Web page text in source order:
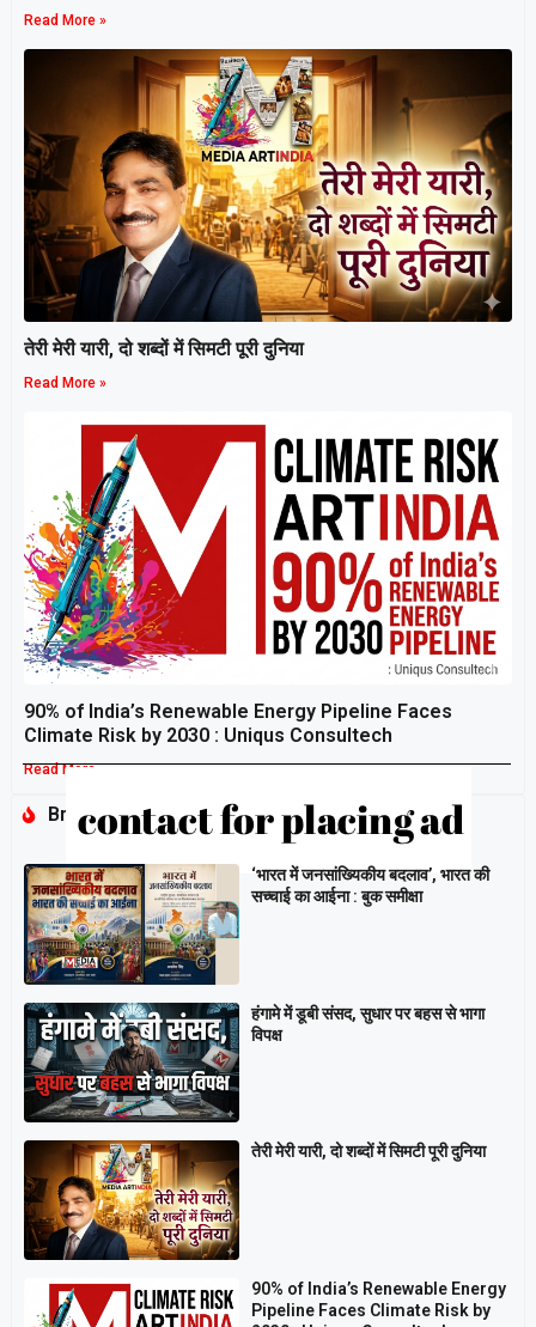
Read More »
तेरी मेरी यारी, दो शब्दों में सिमटी पूरी दुनिया
Read More »
90% of India’s Renewable Energy Pipeline Faces
Climate Risk by 2030 : Uniqus Consultech
Read More »
Breaking
‘भारत में जनसांख्यिकीय बदलाव’, भारत की
सच्चाई का आईना : बुक समीक्षा
हंगामे में डूबी संसद, सुधार पर बहस से भागा
विपक्ष
तेरी मेरी यारी, दो शब्दों में सिमटी पूरी दुनिया
90% of India’s Renewable Energy
Pipeline Faces Climate Risk by